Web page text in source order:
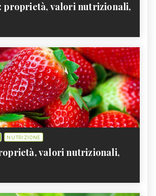
proprietà, valori nutrizionali,
NUTRIZIONE
valori nutrizionali,